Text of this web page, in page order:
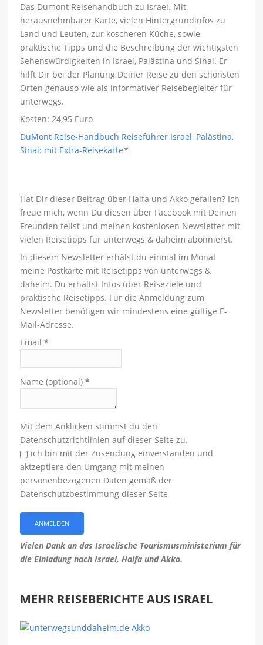
Das Dumont Reisehandbuch zu Israel. Mit
herausnehmbarer Karte, vielen Hintergrundinfos zu
Land und Leuten, zur koscheren Küche, sowie
praktische Tipps und die Beschreibung der wichtigsten
Sehenswürdigkeiten in Israel, Palästina und Sinai. Er
hilft Dir bei der Planung Deiner Reise zu den schönsten
Orten genauso wie als informativer Reisebegleiter für
unterwegs.
Kosten: 24,95 Euro
DuMont Reise-Handbuch Reiseführer Israel, Palästina,
Sinai: mit Extra-Reisekarte*
Hat Dir dieser Beitrag über Haifa und Akko gefallen? Ich
freue mich, wenn Du diesen über Facebook mit Deinen
Freunden teilst und meinen kostenlosen Newsletter mit
vielen Reisetipps für unterwegs & daheim abonnierst.
In diesem Newsletter erhälst du einmal im Monat
meine Postkarte mit Reisetipps von unterwegs &
daheim. Du erhältst Infos über Reiseziele und
praktische Reisetipps. Für die Anmeldung zum
Newsletter benötigen wir mindestens eine gültige E-
Mail-Adresse.
Email*
Name (optional)*
Mit dem Anklicken stimmst du den
Datenschutzrichtlinien auf dieser Seite zu.
ich bin mit der Zusendung einverstanden und
aktzeptiere den Umgang mit meinen
personenbezogenen Daten gemäß der
Datenschutzbestimmung dieser Seite
Vielen Dank an das Israelische Tourismusministerium für
die Einladung nach Israel, Haifa und Akko.
MEHR REISEBERICHTE AUS ISRAEL